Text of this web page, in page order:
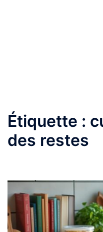
Étiquette :
des restes